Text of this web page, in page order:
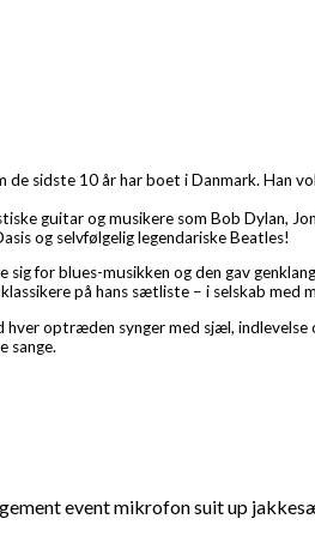
de sidste 10 år har boet i Danmark. Han
guitar og musikere som Bob Dylan,
og selvfølgelig legendariske Beatles!
for blues-musikken og den gav
på hans sætliste – i selskab med
hver optræden synger med sjæl,
sange.